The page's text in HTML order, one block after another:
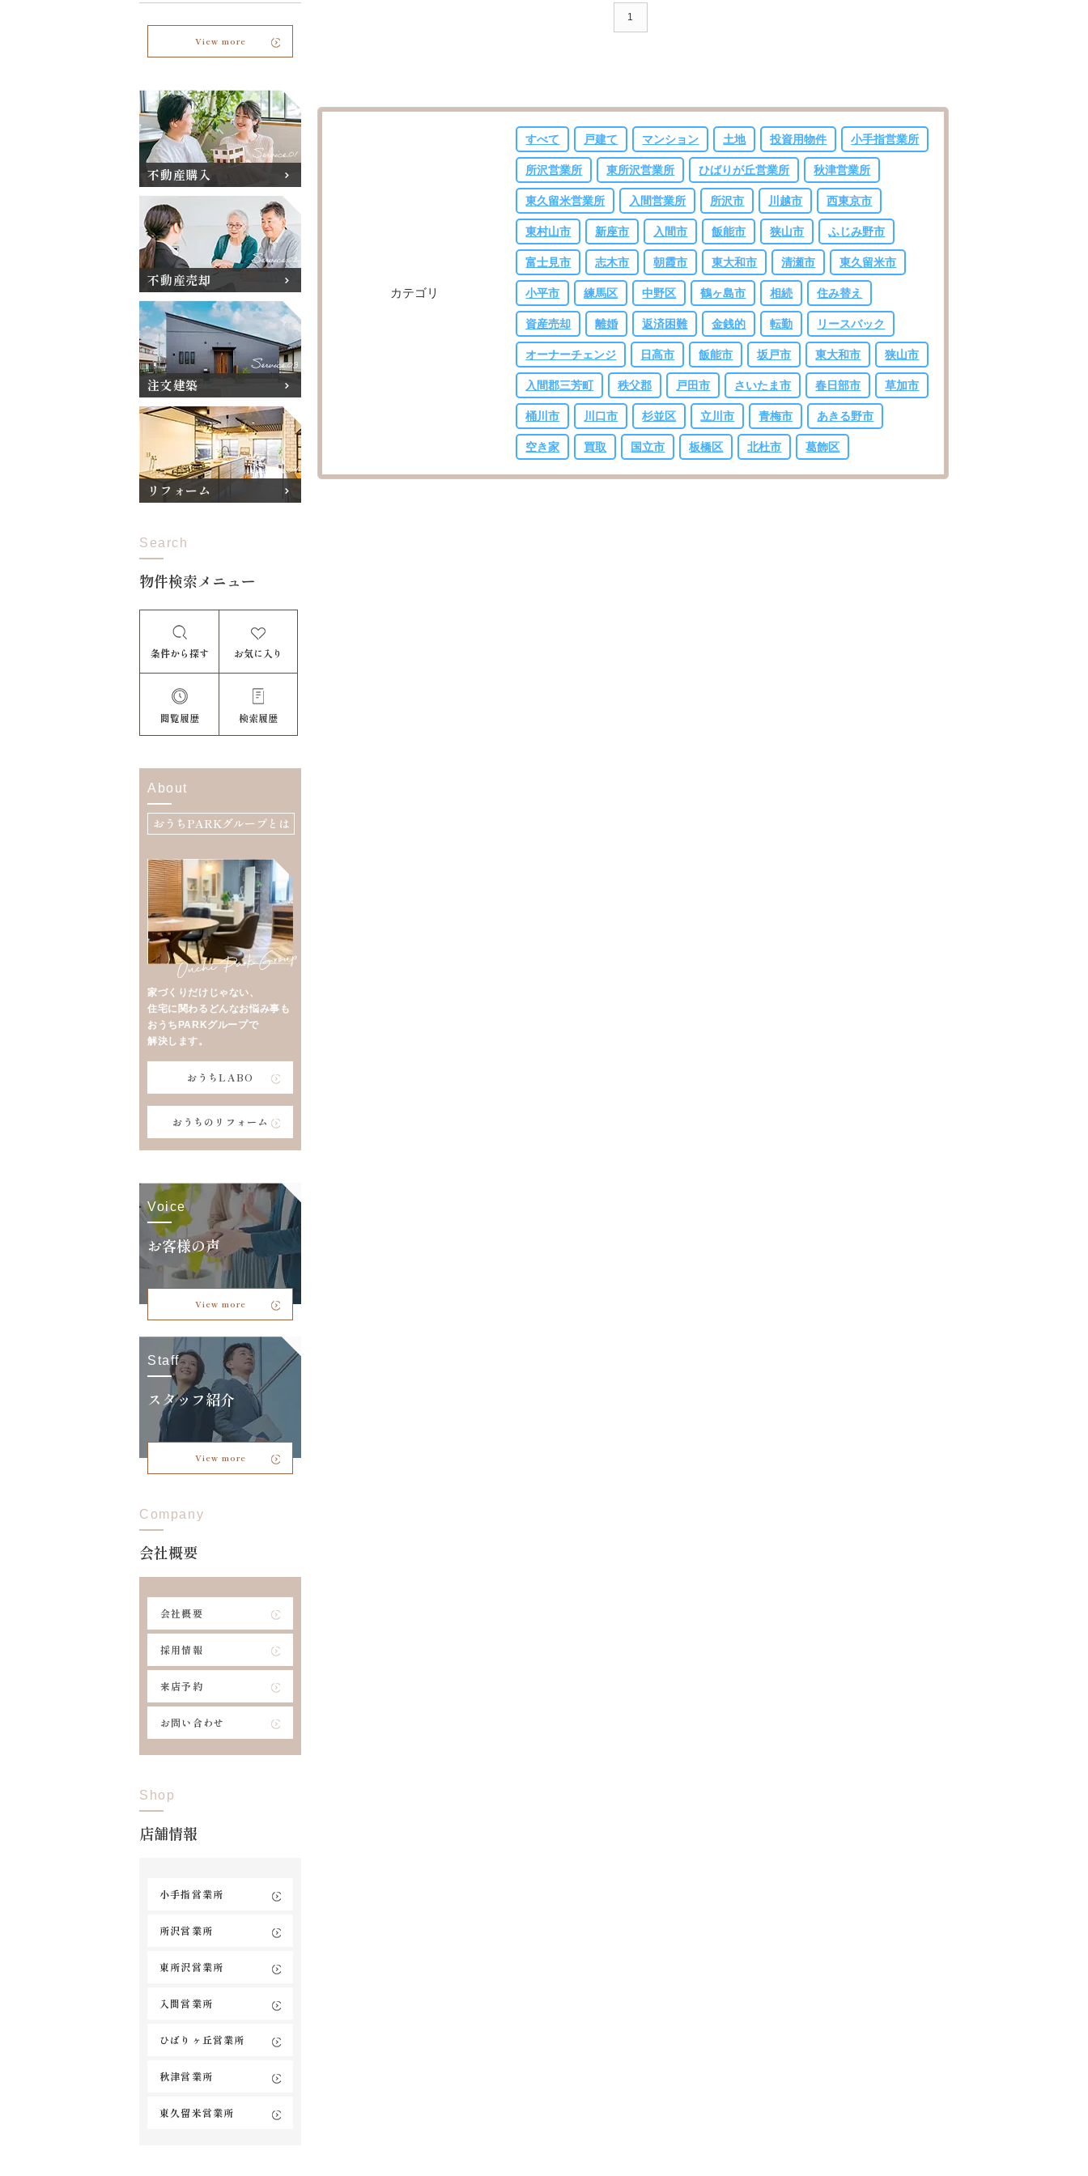
1
カテゴリ
すべて 戸建て マンション 土地 投資用物件 小手指営業所
所沢営業所 東所沢営業所 ひばりが丘営業所 秋津営業所
東久留米営業所 入間営業所 所沢市 川越市 西東京市
東村山市 新座市 入間市 飯能市 狭山市 ふじみ野市
富士見市 志木市 朝霞市 東大和市 清瀬市 東久留米市
小平市 練馬区 中野区 鶴ヶ島市 相続 住み替え
資産売却 離婚 返済困難 金銭的 転勤 リースバック
オーナーチェンジ 日高市 飯能市 坂戸市 東大和市 狭山市
入間郡三芳町 秩父郡 戸田市 さいたま市 春日部市 草加市
桶川市 川口市 杉並区 立川市 青梅市 あきる野市
空き家 買取 国立市 板橋区 北杜市 葛飾区
View more
不動産購入
不動産売却
注文建築
リフォーム
Search
物件検索メニュー
条件から探す お気に入り
閲覧履歴 検索履歴
About
おうちPARKグループとは
家づくりだけじゃない、
住宅に関わるどんなお悩み事も
おうちPARKグループで
解決します。
おうちLABO
おうちのリフォーム
Voice
お客様の声
View more
Staff
スタッフ紹介
View more
Company
会社概要
会社概要
採用情報
来店予約
お問い合わせ
Shop
店舗情報
小手指営業所
所沢営業所
東所沢営業所
入間営業所
ひばりヶ丘営業所
秋津営業所
東久留米営業所